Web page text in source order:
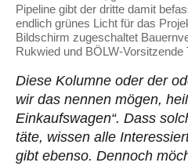
Pipeline gibt der dritte damit
endlich grünes Licht für das
Bildschirm zugeschaltet
Rukwied und BÖLW-Vorsitzende
Diese Kolumne oder der
wir das nennen mögen,
Einkaufswagen“. Dass
täte, wissen alle
gibt ebenso. Dennoch